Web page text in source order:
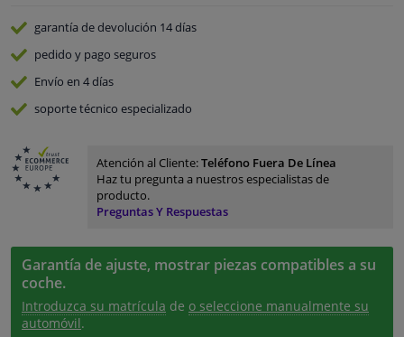
garantía de devolución 14 días
pedido y pago seguros
Envío en 4 días
soporte técnico especializado
Atención al Cliente:Teléfono Fuera De Línea
Haz tu pregunta a nuestros especialistas de
producto.
Preguntas Y Respuestas
Garantía de ajuste, mostrar piezas compatibles a su
coche.
Introduzca su matrícula de o seleccione manualmente su
automóvil.